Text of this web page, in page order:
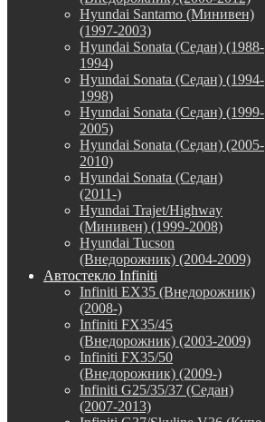
Hyundai Santamo (Минивен)
(1997-2003)
Hyundai Sonata (Седан) (1988-
1994)
Hyundai Sonata (Седан) (1994-
1998)
Hyundai Sonata (Седан) (1999-
2005)
Hyundai Sonata (Седан) (2005-
2010)
Hyundai Sonata (Седан)
(2011-)
Hyundai Trajet/Highway
(Минивен) (1999-2008)
Hyundai Tucson
(Внедорожник) (2004-2009)
Автостекло Infiniti
Infiniti EX35 (Внедорожник)
(2008-)
Infiniti FX35/45
(Внедорожник) (2003-2009)
Infiniti FX35/50
(Внедорожник) (2009-)
Infiniti G25/35/37 (Седан)
(2007-2013)